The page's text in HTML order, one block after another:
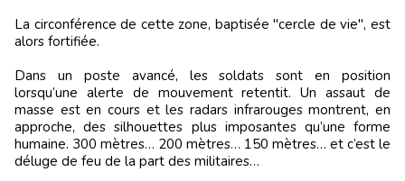
La circonférence de cette zone, baptisée "cercle de vie", est
alors fortifiée.
Dans un poste avancé, les soldats sont en position
lorsqu’une alerte de mouvement retentit. Un assaut de
masse est en cours et les radars infrarouges montrent, en
approche, des silhouettes plus imposantes qu’une forme
humaine. 300 mètres… 200 mètres… 150 mètres… et c’est le
déluge de feu de la part des militaires…